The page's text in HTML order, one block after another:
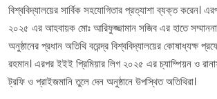
বিশ্ববিদ্যালয়ের সার্বিক সহযোগিতার প্রত্যাশা ব্যক্ত করেন।
২০২৫ এর আহবায়ক মোঃ আরিফুজ্জামান সজিব এর হাতে
অনুষ্ঠানের প্রধান অতিথি বরেন্দ্র বিশ্ববিদ্যালয়ের কোষাধ্যক্ষ
রহমান। এরপর ইইই প্রিমিয়ার লিগ ২০২৫ এর চ্যাম্পিয়ন ও
ট্রফি ও প্রাইজমানি তুলে দেন অনুষ্ঠানে উপস্থিত অতিথিরা।